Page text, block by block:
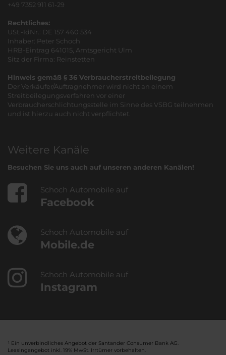
+49 7352 911 61-29
Rechtliches:
USt.-IdNr.: DE 157 460 534
Inhaber: Peter Schoch
HRB-Eintrag 641015, Amtsgericht Ulm
Sitz der Firma: Reinstetten
Hinweis gemäß § 36 Verbraucherstreitbeilegung
Der Verkäufer/Auftragnehmer wird nicht an einem
Streitbeilegungsverfahren vor einer
Verbraucherschlichtungsstelle im Sinne des VSBG teilnehmen
und ist hierzu auch nicht verpflichtet.
Weitere Kanäle
Besuchen Sie uns auch auf unseren anderen Kanälen!
Schoch Automobile auf
Facebook
Schoch Automobile auf
Mobile.de
Schoch Automobile auf
Instagram
¹ Ein unverbindliches Angebot der Santander Consumer Bank AG.
Leasingangebot inkl. 19% MwSt. Irrtümer vorbehalten.